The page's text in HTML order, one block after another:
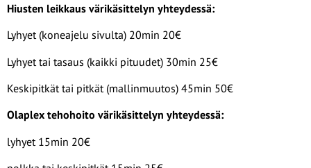
Hiusten leikkaus värikäsittelyn yhteydessä:
Lyhyet (koneajelu sivulta) 20min 20€
Lyhyet tai tasaus (kaikki pituudet) 30min 25€
Keskipitkät tai pitkät (mallinmuutos) 45min 50€
Olaplex tehohoito värikäsittelyn yhteydessä:
lyhyet 15min 20€